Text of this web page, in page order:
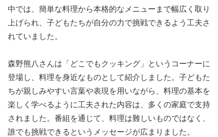
中では、簡単な料理から本格的なメニューまで幅広く取り
上げられ、子どもたちが自分の力で挑戦できるよう工夫さ
れていました。
森野熊八さんは「どこでもクッキング」というコーナーに
登場し、料理を身近なものとして紹介しました。子どもた
ちが親しみやすい言葉や表現を用いながら、料理の基本を
楽しく学べるように工夫された内容は、多くの家庭で支持
されました。番組を通じて、料理は難しいものではなく、
誰でも挑戦できるというメッセージが広まりました。